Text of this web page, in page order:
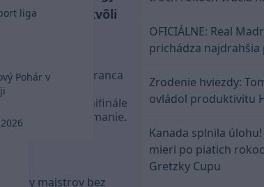
liga
Pohár v
Je mi to ľúto kvôli
mesiace
reprezentačný obranca
neskrýval po
vypadnutí v semifinále
obrovské sklamanie.
OFICIÁLNE: Real
prichádza najdrahšia
Zrodenie hviezdy:
ovládol produktivitu
Kanada splnila úlohu!
mieri po piatich
Gretzky Cupu